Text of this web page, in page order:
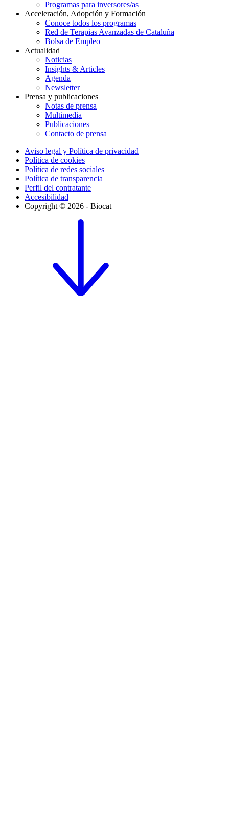
Programas para inversores/as
Acceleración, Adopción y Formación
Conoce todos los programas
Red de Terapias Avanzadas de Cataluña
Bolsa de Empleo
Actualidad
Noticias
Insights & Articles
Agenda
Newsletter
Prensa y publicaciones
Notas de prensa
Multimedia
Publicaciones
Contacto de prensa
Aviso legal y Política de privacidad
Política de cookies
Política de redes sociales
Política de transparencia
Perfil del contratante
Accesibilidad
Copyright © 2026 - Biocat